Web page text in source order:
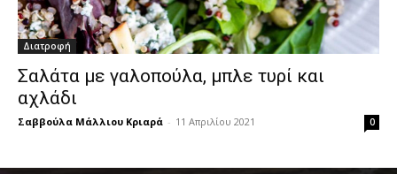
Διατροφή
Σαλάτα με γαλοπούλα, μπλε τυρί και
αχλάδι
Σαββούλα Μάλλιου Κριαρά - 11 Απριλίου 2021 0